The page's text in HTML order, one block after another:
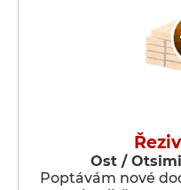
Ost /
Poptávám nové